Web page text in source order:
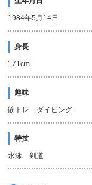
1984年5月14日
身長
171cm
趣味
筋トレ ダイビング
特技
水泳 剣道